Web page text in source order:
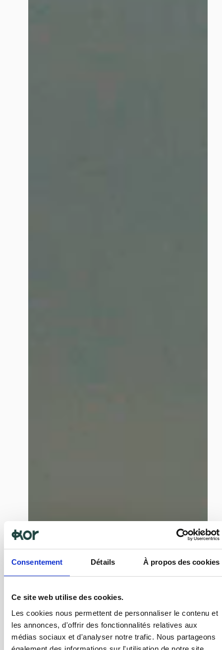
Consentement Détails À propos des cookies
Ce site web utilise des cookies.
Les cookies nous permettent de personnaliser le contenu et
les annonces, d'offrir des fonctionnalités relatives aux
médias sociaux et d'analyser notre trafic. Nous partageons